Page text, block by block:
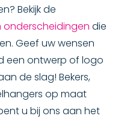
Bekijk de
onderscheidingen die
Geef uw wensen
een ontwerp of logo
de slag! Bekers,
op maat
u bij ons aan het